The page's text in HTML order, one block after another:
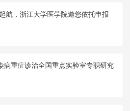
航，浙江大学医学院邀您依托申报
病重症诊治全国重点实验室专职研究